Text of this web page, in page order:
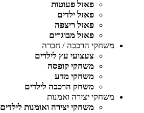
פאזל פעוטות
פאזל ילדים
פאזל ריצפה
פאזל מבוגרים
משחקי הרכבה / חברה
צעצועי עץ לילדים
משחקי קופסה
משחקי מדע
משחק הרכבה לילדים
משחקי יצירה ואמנות
משחקי יצירה ואומנות לילדים